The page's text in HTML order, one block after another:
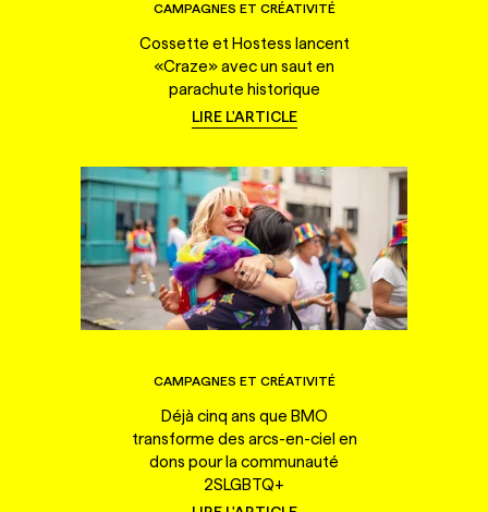
CAMPAGNES ET CRÉATIVITÉ
Cossette et Hostess lancent
«Craze» avec un saut en
parachute historique
LIRE L'ARTICLE
CAMPAGNES ET CRÉATIVITÉ
Déjà cinq ans que BMO
transforme des arcs-en-ciel en
dons pour la communauté
2SLGBTQ+